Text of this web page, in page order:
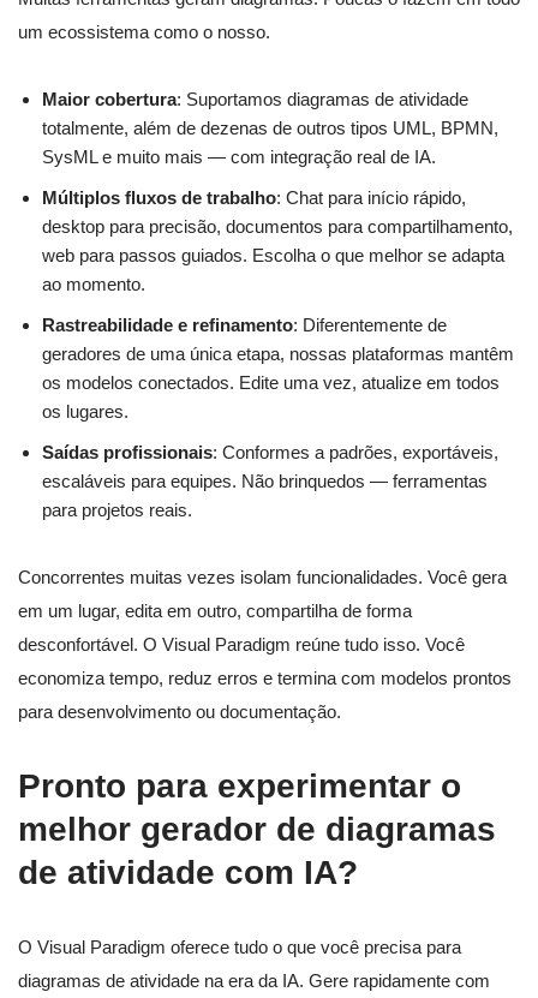
um ecossistema como o nosso.
Maior cobertura: Suportamos diagramas de atividade
totalmente, além de dezenas de outros tipos UML, BPMN,
SysML e muito mais — com integração real de IA.
Múltiplos fluxos de trabalho: Chat para início rápido,
desktop para precisão, documentos para compartilhamento,
web para passos guiados. Escolha o que melhor se adapta
ao momento.
Rastreabilidade e refinamento: Diferentemente de
geradores de uma única etapa, nossas plataformas mantêm
os modelos conectados. Edite uma vez, atualize em todos
os lugares.
Saídas profissionais: Conformes a padrões, exportáveis,
escaláveis para equipes. Não brinquedos — ferramentas
para projetos reais.
Concorrentes muitas vezes isolam funcionalidades. Você gera
em um lugar, edita em outro, compartilha de forma
desconfortável. O Visual Paradigm reúne tudo isso. Você
economiza tempo, reduz erros e termina com modelos prontos
para desenvolvimento ou documentação.
Pronto para experimentar o
melhor gerador de diagramas
de atividade com IA?
O Visual Paradigm oferece tudo o que você precisa para
diagramas de atividade na era da IA. Gere rapidamente com